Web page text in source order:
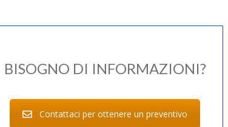
BISOGNO DI INFORMAZIONI?
Contattaci per ottenere un preventivo